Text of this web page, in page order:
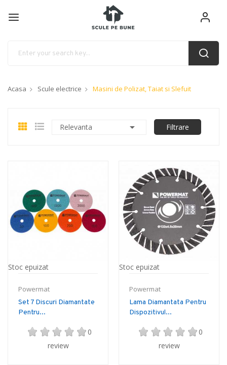
Acasa Scule electrice Masini de Polizat, Taiat si Slefuit
Relevanta  Filtrare
Stoc epuizat
Powermat
Set 7 Discuri Diamantate
Pentru...
0
review
Stoc epuizat
Powermat
Lama Diamantata Pentru
Dispozitivul...
0
review